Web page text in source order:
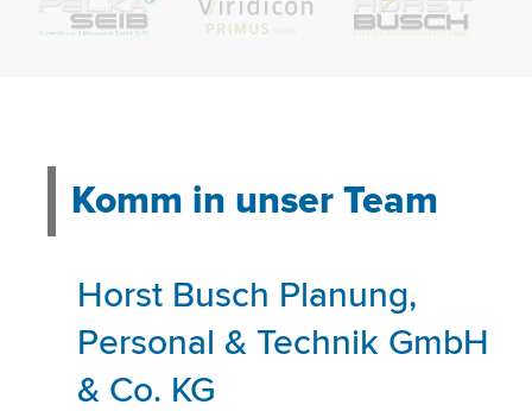
Komm in unser Team
Horst Busch Planung,
Personal & Technik GmbH
& Co. KG